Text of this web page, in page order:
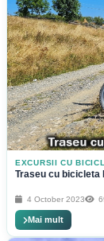
EXCURSII CU
Traseu cu bicicleta
4 October 2023
Mai mult